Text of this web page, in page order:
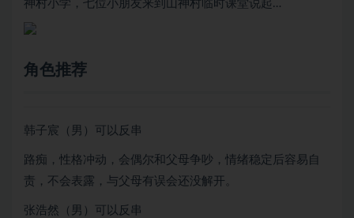
神村小学，七位小朋友来到山神村临时课堂说起…
角色推荐
韩子宸（男）可以反串
路痴，性格冲动，会偶尔和父母争吵，情绪稳定后容易自
责，不会表露，与父母有误会还没解开。
张浩然（男）可以反串